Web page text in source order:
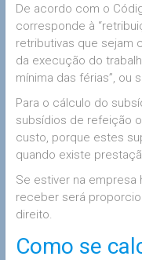
De acordo com o
corresponde à
retributivas que sejam
da execução do
mínima das férias”, ou
Para o cálculo do
subsídios de refeição
custo, porque estes
quando existe
Se estiver na empresa
receber será
direito.
Como se